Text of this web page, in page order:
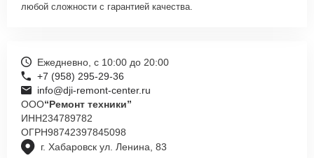
любой сложности с гарантией качества.
г. Хабаровск ул. Ленина, 83
Ежедневно, с 10:00 до 20:00
+7 (958) 295-29-36
info@dji-remont-center.ru
ООО“Ремонт техники”
ИНН234789782
ОГРН98742397845098